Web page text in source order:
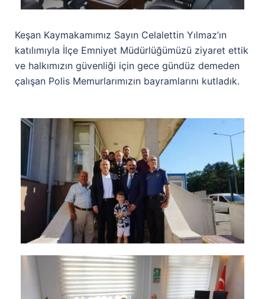
Keşan Kaymakamımız Sayın Celalettin Yılmaz’ın
katılımıyla İlçe Emniyet Müdürlüğümüzü ziyaret ettik
ve halkımızın güvenliği için gece gündüz demeden
çalışan Polis Memurlarımızın bayramlarını kutladık.